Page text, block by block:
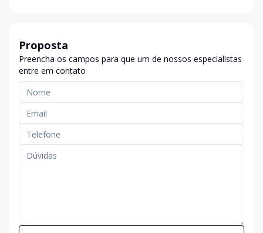
Proposta
Preencha os campos para que um de nossos especialistas
entre em contato